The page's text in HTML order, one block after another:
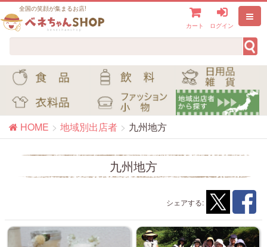
全国の笑顔が集まるお店!
カート ログイン
HOME 地域別出店者 九州地方
九州地方
シェアする: